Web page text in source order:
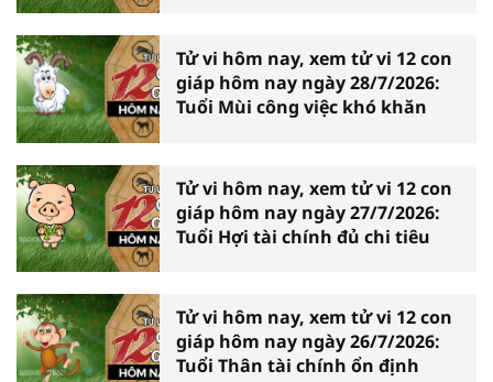
Tử vi hôm nay, xem tử vi 12 con
giáp hôm nay ngày 28/7/2026:
Tuổi Mùi công việc khó khăn
Tử vi hôm nay, xem tử vi 12 con
giáp hôm nay ngày 27/7/2026:
Tuổi Hợi tài chính đủ chi tiêu
Tử vi hôm nay, xem tử vi 12 con
giáp hôm nay ngày 26/7/2026:
Tuổi Thân tài chính ổn định